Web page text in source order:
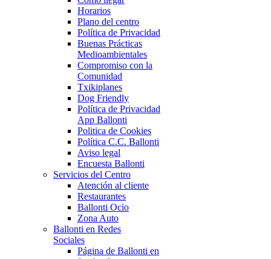
Horarios
Plano del centro
Política de Privacidad
Buenas Prácticas
Medioambientales
Compromiso con la
Comunidad
Txikiplanes
Dog Friendly
Política de Privacidad
App Ballonti
Politica de Cookies
Política C.C. Ballonti
Aviso legal
Encuesta Ballonti
Servicios del Centro
Atención al cliente
Restaurantes
Ballonti Ocio
Zona Auto
Ballonti en Redes
Sociales
Página de Ballonti en